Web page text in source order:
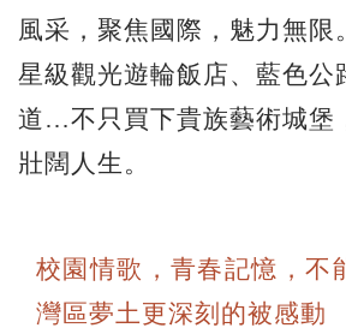
風采，聚焦國際，魅力無限
星級觀光遊輪飯店、藍色公
道…不只買下貴族藝術城堡
壯闊人生。
校園情歌，青春記憶，不
灣區夢土更深刻的被感動